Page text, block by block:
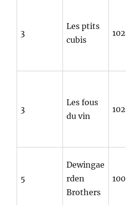
3
Les ptits
cubis
102
3
Les fous
du vin
102
5
Dewingae
rden
Brothers
100